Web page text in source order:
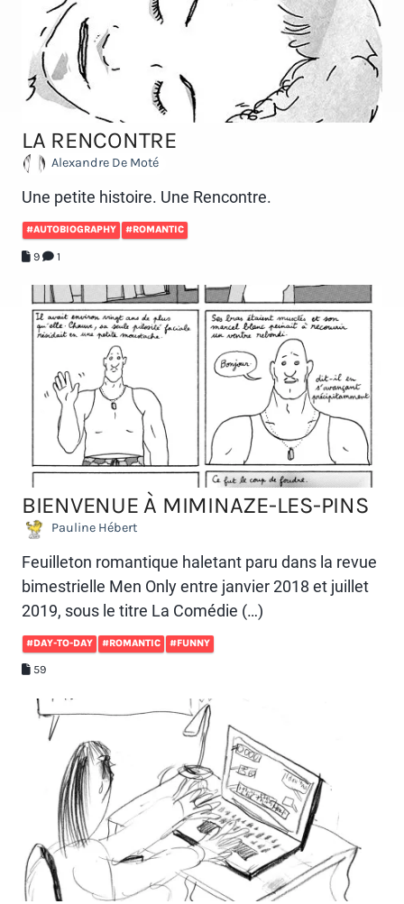
LA RENCONTRE
Alexandre De Moté
Une petite histoire. Une Rencontre.
#AUTOBIOGRAPHY #ROMANTIC
9 1
BIENVENUE À MIMINAZE-LES-PINS
Pauline Hébert
Feuilleton romantique haletant paru dans la revue
bimestrielle Men Only entre janvier 2018 et juillet
2019, sous le titre La Comédie (…)
#DAY-TO-DAY #ROMANTIC #FUNNY
59